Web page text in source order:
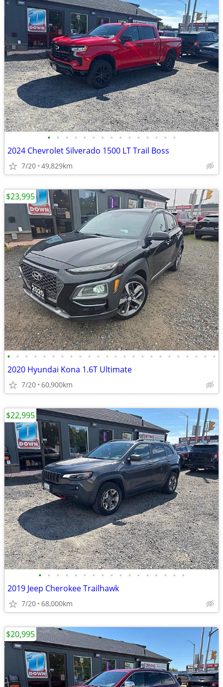
• • • • • • • • • • • • • • •
2024 Chevrolet Silverado 1500 LT Trail Boss
7/20 49,829km
• • • • • • • • • • • • • • • • • • • • • • • •
2020 Hyundai Kona 1.6T Ultimate
7/20 60,900km
$23,995
• • • • • • • • • • • • • • • • •
2019 Jeep Cherokee Trailhawk
7/20 68,000km
$22,995
$20,995